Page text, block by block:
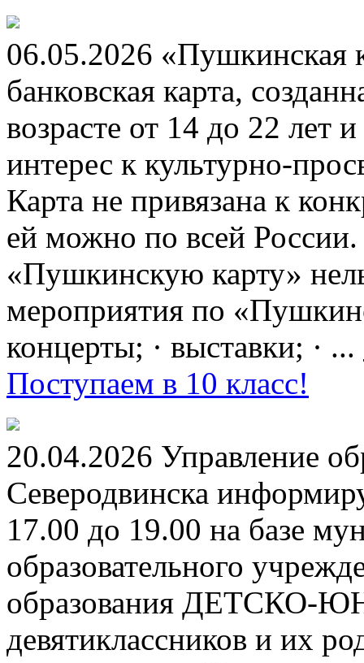
06.05.2026 «Пушкинская
банковская карта,
возрасте от 14 до 22 лет
интерес к культурно-
Карта не привязана к
ей можно по всей
«Пушкинскую карту»
мероприятия по
концерты; · выставки; · ...
Поступаем в 10 класс!
20.04.2026 Управление
Северодвинска
17.00 до 19.00 на базе
образовательного
образования
девятиклассников и их